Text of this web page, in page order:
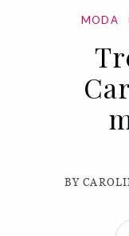
MODA
BY